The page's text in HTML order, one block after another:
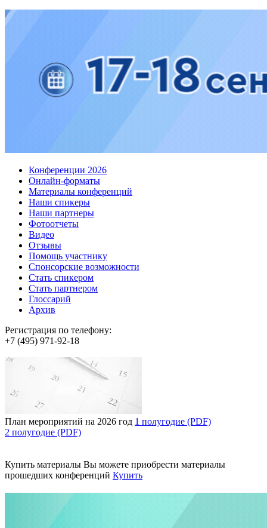
Конференции 2026
Онлайн-форматы
Материалы конференций
Наши спикеры
Наши партнеры
Фотоотчеты
Видео
Отзывы
Помощь участнику
Спонсорские возможности
Стать спикером
Стать партнером
Глоссарий
Архив
Регистрация по телефону:
+7 (495) 971-92-18
План мероприятий на 2026 год 1 полугодие (PDF)
2 полугодие (PDF)
Купить материалы Вы можете приобрести материалы
прошедших конференций Купить